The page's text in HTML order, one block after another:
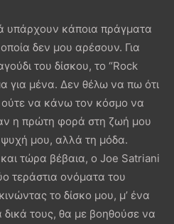
υπάρχουν κάποια πράγματα
δεν μου αρέσουν. Για
του δίσκου, το “Rock
για μένα. Δεν θέλω να πω ότι
να κάνω τον κόσμο να
η πρώτη φορά στη ζωή μου
μου, αλλά τη μόδα.
τώρα βέβαια, ο Joe Satriani
τεράστια ονόματα του
το δίσκο μου, μ’ ένα
δικά τους, θα με βοηθούσε να